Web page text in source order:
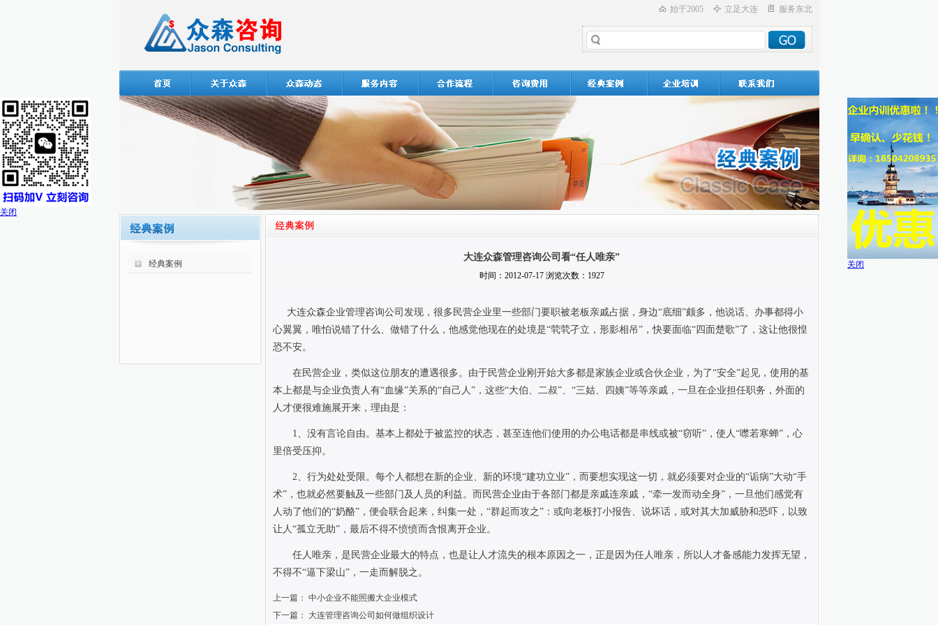
始于2005 立足大连 服务东北
经典案例
大连众森管理咨询公司看“任人唯亲”
时间：2012-07-17 浏览次数：1927
大连众森企业管理咨询公司发现，很多民营企业里一些部门要职被老板亲戚占据，身边“底细”颇多，他说话、办事都得小
心翼翼，唯怕说错了什么、做错了什么，他感觉他现在的处境是“茕茕孑立，形影相吊” ，快要面临“四面楚歌”了，这让他很惶
恐不安。
在民营企业，类似这位朋友的遭遇很多。由于民营企业刚开始大多都是家族企业或合伙企业，为了“安全”起见，使用的基
本上都是与企业负责人有“血缘”关系的“自己人” ，这些“大伯、二叔” “三姑、四姨”等等亲戚，一旦在企业担任职务，外面的
人才便很难施展开来，理由是：
1 、没有言论自由。基本上都处于被监控的状态，甚至连他们使用的办公电话都是串线或被“窃听” ，使人“噤若寒蝉” ，心
里倍受压抑。
2 、行为处处受限。每个人都想在新的企业、新的环境“建功立业” ，而要想实现这一切，就必须要对企业的“诟病”大动“手
术” ，也就必然要触及一些部门及人员的利益。而民营企业由于各部门都是亲戚连亲戚， “牵一发而动全身” ，一旦他们感觉有
人动了他们的“奶酪” ，便会联合起来，纠集一处， “群起而攻之” ：或向老板打小报告、说坏话，或对其大加威胁和恐吓，以致
让人“孤立无助” ，最后不得不愤愤而含恨离开企业。
任人唯亲，是民营企业最大的特点，也是让人才流失的根本原因之一，正是因为任人唯亲，所以人才备感能力发挥无望，
不得不“逼下梁山” ， 一走而解脱之。
上一篇： 中小企业不能照搬大企业模式
下一篇： 大连管理咨询公司如何做组织设计
关闭
关闭